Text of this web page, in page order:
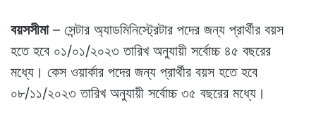
বয়সসীমা– সেন্টার অ্যাডমিনিস্ট্রেটার পদের জন্য প্রার্থীর বয়স
হতে হবে ০১/০১/২০২৩ তারিখ অনুযায়ী সর্বোচ্চ ৪৫ বছরের
মধ্যে।‌ কেস ওয়ার্কার পদের জন্য প্রার্থীর বয়স হতে হবে
০৮/১১/২০২৩ তারিখ অনুযায়ী সর্বোচ্চ ৩৫ বছরের মধ্যে।